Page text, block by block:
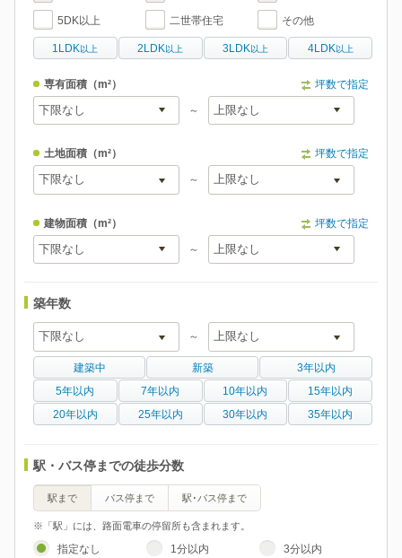
5DK以上 二世帯住宅 その他
1LDK 以上 2LDK 以上 3LDK 以上 4LDK 以上
専有面積（m²） 坪数で指定
～
土地面積（m²） 坪数で指定
～
建物面積（m²） 坪数で指定
～
築年数
～
建築中 新築
3年以内
5年以内
7年以内 10年以内
15年以内
20年以内
25年以内 30年以内 35年以内
駅・バス停までの徒歩分数
駅まで バス停まで 駅･バス停まで
指定なし 1分以内 3分以内
※「駅」には、路面電車の停留所も含まれます。